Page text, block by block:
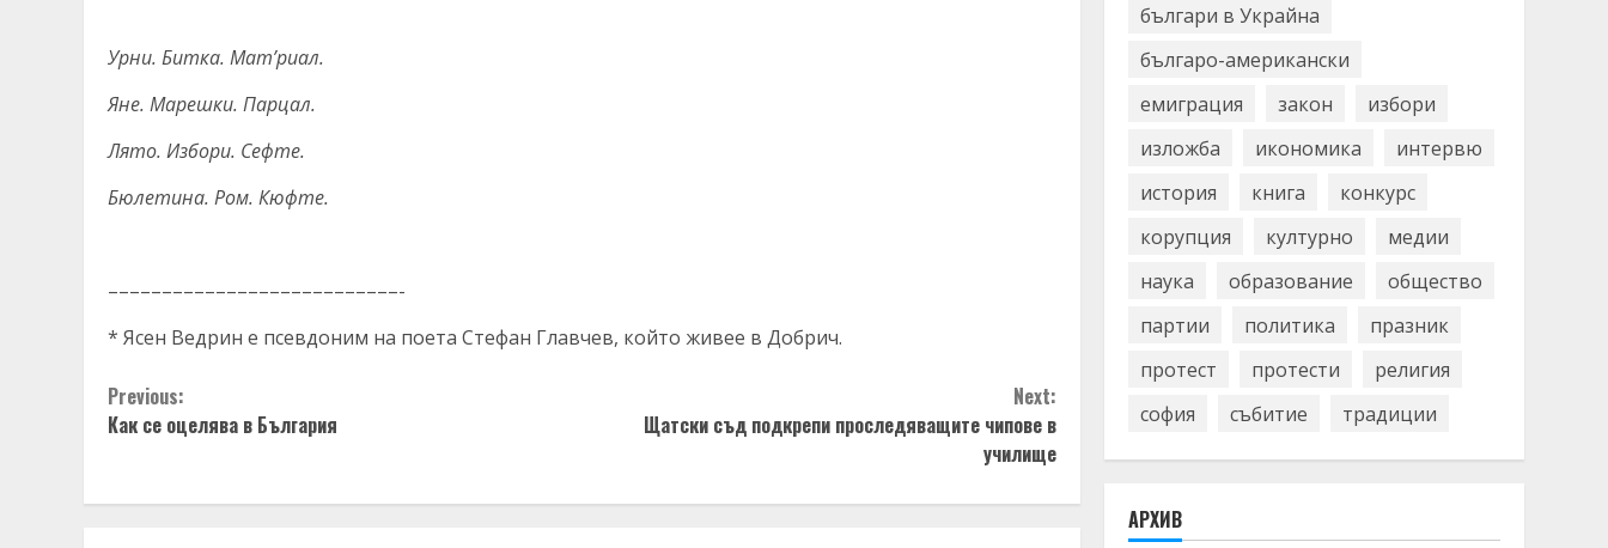
Урни. Битка. Мат’риал.
Яне. Марешки. Парцал.
Лято. Избори. Сефте.
Бюлетина. Ром. Кюфте.
–––––––––––––––––––––––––––-
* Ясен Ведрин e псевдоним на поета Стефан Главчев, който живее в Добрич.
Continue
Reading
Previous:
Как се оцелява в България
Next:
Щатски съд подкрепи проследяващите чипове в
училище
българи в Украйна
българо-американски
емиграция
закон
избори
изложба
икономика
интервю
история
книга
конкурс
корупция
културно
медии
наука
образование
общество
партии
политика
празник
протест
протести
религия
софия
събитие традиции
АРХИВ